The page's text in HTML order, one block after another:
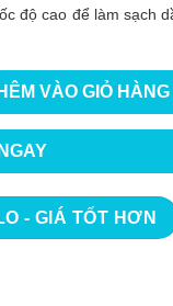
độ cao để làm sạch
Plus số lượng
VÀO GIỎ HÀNG
- GIÁ TỐT HƠN